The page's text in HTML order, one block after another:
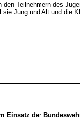
Teilnehmern des
sie Jung und Alt und die
Einsatz der